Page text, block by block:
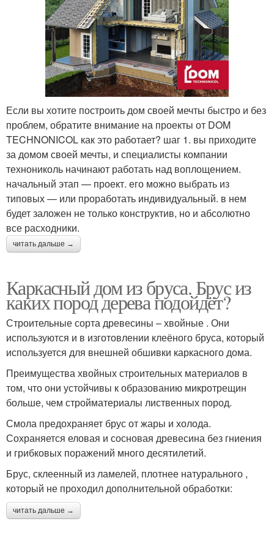
Если вы хотите построить дом своей мечты быстро и без
проблем, обратите внимание на проекты от DOM
TECHNONICOL как это работает? шаг 1. вы приходите
за домом своей мечты, и специалисты компании
технониколь начинают работать над воплощением.
начальный этап — проект. его можно выбрать из
типовых — или проработать индивидуальный. в нем
будет заложен не только конструктив, но и абсолютно
все расходники.
читать дальше →
Каркасный дом из бруса. Брус из
каких пород дерева подойдёт?
Строительные сорта древесины – хвойные . Они
используются и в изготовлении клеёного бруса, который
используется для внешней обшивки каркасного дома.
Преимущества хвойных строительных материалов в
том, что они устойчивы к образованию микротрещин
больше, чем стройматериалы лиственных пород.
Смола предохраняет брус от жары и холода.
Сохраняется еловая и сосновая древесина без гниения
и грибковых поражений много десятилетий.
Брус, склеенный из ламелей, плотнее натурального ,
который не проходил дополнительной обработки:
читать дальше →